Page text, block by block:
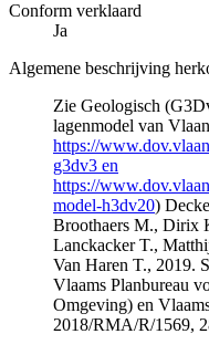
Conform verklaard
Ja
Algemene beschrijving
Zie Geologisch
lagenmodel van
https://
g3dv3 en
https://
model-h3dv20)
Broothaers M., Dirix
Lanckacker T.,
Van Haren T., 2019.
Vlaams Planbureau
Omgeving) en
2018/RMA/R/1569,